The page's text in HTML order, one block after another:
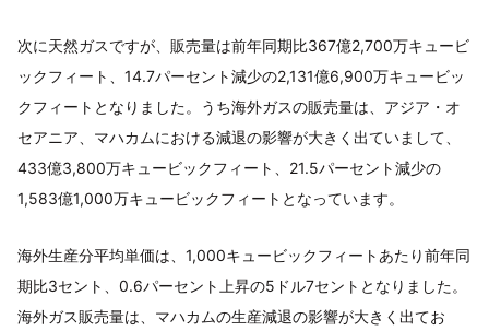
次に天然ガスですが、販売量は前年同期比367億2,700万キュービ
ックフィート、14.7パーセント減少の2,131億6,900万キュービッ
クフィートとなりました。うち海外ガスの販売量は、アジア・オ
セアニア、マハカムにおける減退の影響が大きく出ていまして、
433億3,800万キュービックフィート、21.5パーセント減少の
1,583億1,000万キュービックフィートとなっています。
海外生産分平均単価は、1,000キュービックフィートあたり前年同
期比3セント、0.6パーセント上昇の5ドル7セントとなりました。
海外ガス販売量は、マハカムの生産減退の影響が大きく出てお